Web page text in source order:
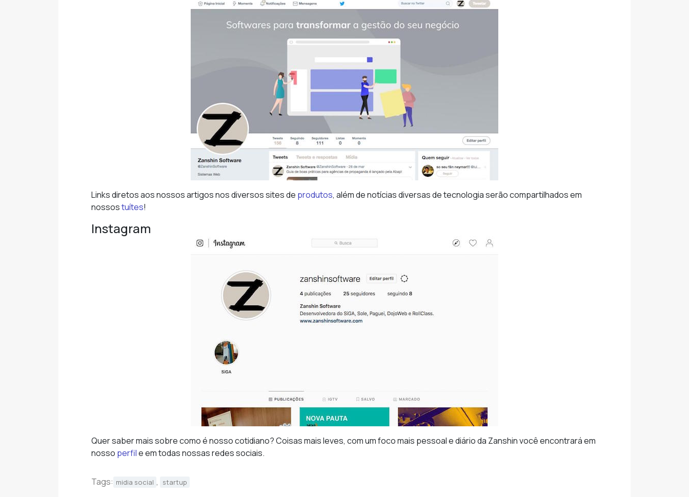
Links diretos aos nossos artigos nos diversos sites de produtos, além de notícias diversas de tecnologia serão compartilhados em
nossostuítes!
Instagram
Quer saber mais sobre como é nosso cotidiano? Coisas mais leves, com um foco mais pessoal e diário da Zanshin você encontrará em
nosso perfile em todas nossas redes sociais.
Tags: midia social , startup